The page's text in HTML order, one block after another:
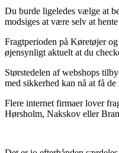
Du burde ligeledes vælge at
modsiges at være selv at
Fragtperioden på Køretøjer
øjensynligt aktuelt at du
Størstedelen af webshops
med sikkerhed kan nå at få
Flere internet firmaer lover
Hørsholm, Nakskov eller